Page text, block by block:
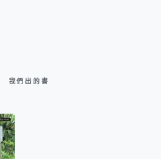
我們出的書